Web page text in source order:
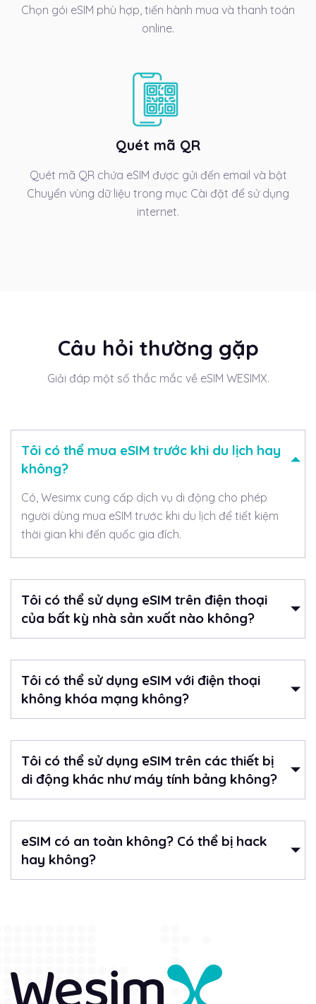
Chọn gói eSIM phù hợp, tiến hành mua và thanh toán
online.
Quét mã QR
Quét mã QR chứa eSIM được gửi đến email và bật
Chuyển vùng dữ liệu trong mục Cài đặt để sử dụng
internet.
Câu hỏi thường gặp
Giải đáp một số thắc mắc về eSIM WESIMX.
Tôi có thể mua eSIM trước khi du lịch hay
không?
Có, Wesimx cung cấp dịch vụ di động cho phép
người dùng mua eSIM trước khi du lịch để tiết kiệm
thời gian khi đến quốc gia đích.
Tôi có thể sử dụng eSIM trên điện thoại
của bất kỳ nhà sản xuất nào không?
Tôi có thể sử dụng eSIM với điện thoại
không khóa mạng không?
Tôi có thể sử dụng eSIM trên các thiết bị
di động khác như máy tính bảng không?
eSIM có an toàn không? Có thể bị hack
hay không?